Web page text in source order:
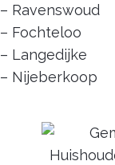
– Ravenswoud
– Fochteloo
– Langedijke
– Nijeberkoop